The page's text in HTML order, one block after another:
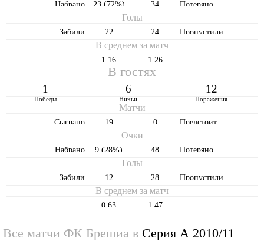
Набрано 23 (72%) Потеряно
34
Голы
Забили 22 Пропустили
24
В среднем за матч
1,16 1,26
В гостях
1 6 12
Победы Ничьи Поражения
Матчи
Cыграно 19 Предстоит
0
Очки
Набрано 9 (28%) Потеряно
48
Голы
Забили 12 Пропустили
28
В среднем за матч
0,63 1,47
Все матчи ФК Брешиа в Серия А 2010/11